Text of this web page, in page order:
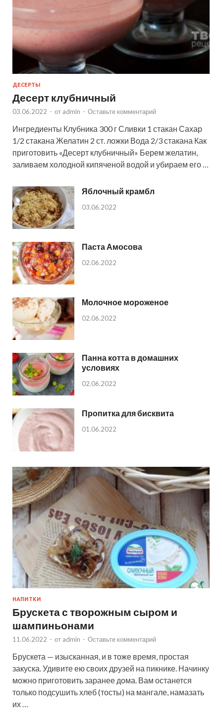
ДЕСЕРТЫ
Десерт клубничный
03.06.2022 - от admin - Оставьте комментарий
Ингредиенты Клубника 300 г Сливки 1 стакан Сахар
1/2 стакана Желатин 2 ст. ложки Вода 2/3 стакана Как
приготовить «Десерт клубничный» Берем желатин,
заливаем холодной кипяченой водой и убираем его …
Яблочный крамбл
03.06.2022
Паста Амосова
02.06.2022
Молочное мороженое
02.06.2022
Панна котта в домашних
условиях
02.06.2022
Пропитка для бисквита
01.06.2022
НАПИТКИ
Брускета с творожным сыром и
шампиньонами
11.06.2022 - от admin - Оставьте комментарий
Брускета — изысканная, и в тоже время, простая
закуска. Удивите ею своих друзей на пикнике. Начинку
можно приготовить заранее дома. Вам останется
только подсушить хлеб (тосты) на мангале, намазать
их …